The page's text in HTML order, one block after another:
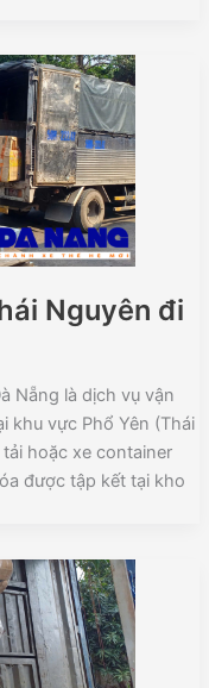
Nguyên đi
Nẵng là dịch vụ vận
khu vực Phổ Yên (Thái
hoặc xe container
được tập kết tại kho